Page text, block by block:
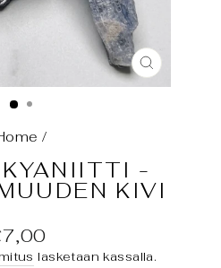
SULJE
(ESC)
/
-
KIVI
lasketaan kassalla.